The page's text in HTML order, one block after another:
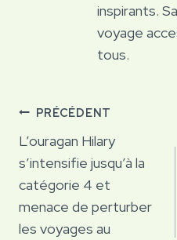
inspirants.
voyage
tous.
Navigation
de
l’article
PRÉCÉDENT
L’ouragan Hilary
s’intensifie jusqu’à la
catégorie 4 et
menace de perturber
les voyages au